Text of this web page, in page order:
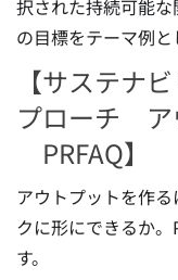
択された持続可能
の目標をテーマ例と
【サステナ
プローチ ア
PRFAQ】
アウトプットを作
クに形にできるか
す。